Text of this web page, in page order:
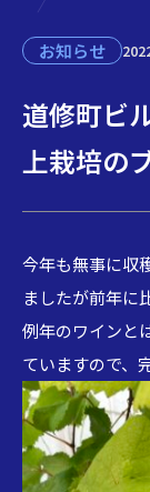
お知らせ
道修町ビ
上栽培の
今年も無事に収
ましたが前年に
例年のワインと
ていますので、